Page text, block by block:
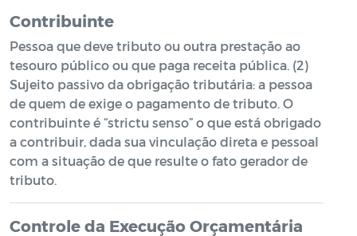
Contribuinte
Pessoa que deve tributo ou outra prestação ao
tesouro público ou que paga receita pública. (2)
Sujeito passivo da obrigação tributária: a pessoa
de quem de exige o pagamento de tributo. O
contribuinte é “strictu senso” o que está obrigado
a contribuir, dada sua vinculação direta e pessoal
com a situação de que resulte o fato gerador de
tributo.
Controle da Execução Orçamentária